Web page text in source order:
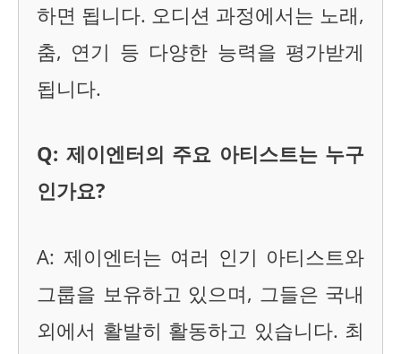
하면 됩니다. 오디션 과정에서는 노래,
춤, 연기 등 다양한 능력을 평가받게
됩니다.
Q: 제이엔터의 주요 아티스트는 누구
인가요?
A: 제이엔터는 여러 인기 아티스트와
그룹을 보유하고 있으며, 그들은 국내
외에서 활발히 활동하고 있습니다. 최